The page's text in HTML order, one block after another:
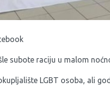
subote raciju u malom
LGBT osoba, ali